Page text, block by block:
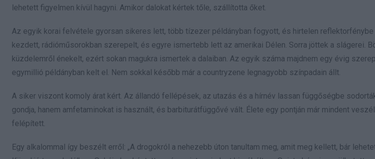
lehetett figyelmen kívül hagyni. Amikor dalokat kértek tőle, szállította őket.
Az egyik korai felvétele gyorsan sikeres lett, több tízezer példányban fogyott, és hirtelen reflektorfénybe
kezdett, rádióműsorokban szerepelt, és egyre ismertebb lett az amerikai Délen. Sorra jöttek a slágerei.
küzdelemről énekelt, ezért sokan magukra ismertek a dalaiban. Az egyik száma majdnem egy évig
egymillió példányban kelt el. Nem sokkal később már a countryzene legnagyobb színpadain állt.
A siker viszont komoly árat kért. Az állandó fellépések, az utazás és a hírnév lassan függőségbe
gondja, hanem amfetaminokat is használt, és barbiturátfüggővé vált. Élete egy pontján már mindent
felépített.
Egy alkalommal így beszélt erről: „A drogokról a nehezebb úton tanultam meg, amit meg kellett, bár